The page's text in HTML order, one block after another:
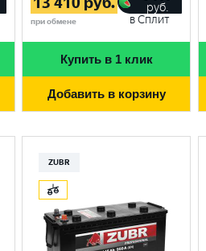
при обмене
руб.
в Сплит
Купить в 1 клик
Добавить в корзину
ZUBR